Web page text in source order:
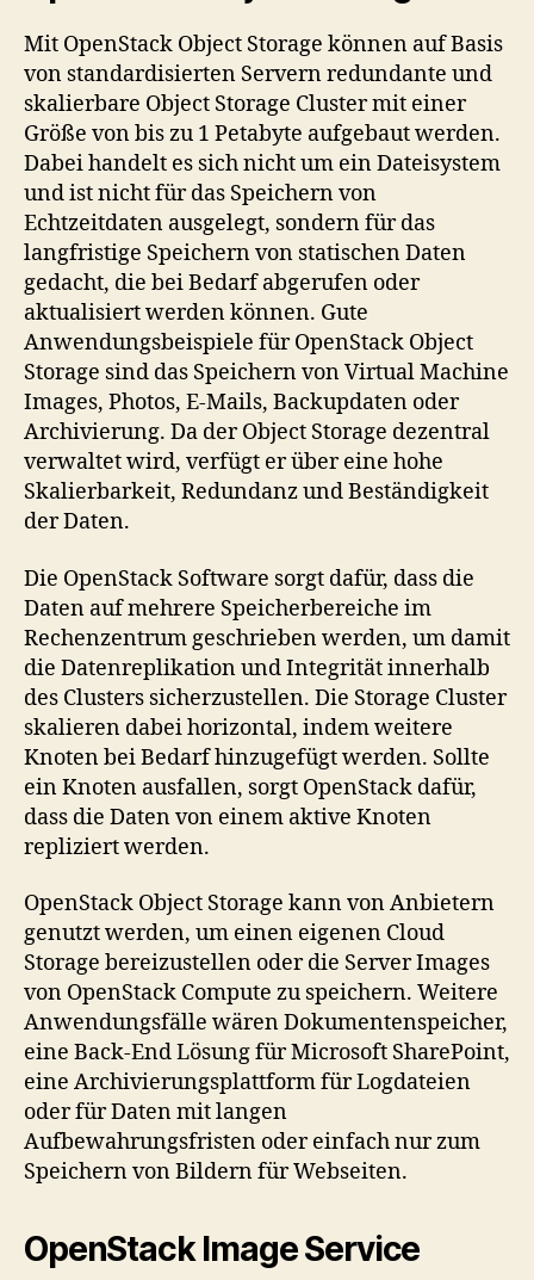
Mit OpenStack Object Storage können auf Basis
von standardisierten Servern redundante und
skalierbare Object Storage Cluster mit einer
Größe von bis zu 1 Petabyte aufgebaut werden.
Dabei handelt es sich nicht um ein Dateisystem
und ist nicht für das Speichern von
Echtzeitdaten ausgelegt, sondern für das
langfristige Speichern von statischen Daten
gedacht, die bei Bedarf abgerufen oder
aktualisiert werden können. Gute
Anwendungsbeispiele für OpenStack Object
Storage sind das Speichern von Virtual Machine
Images, Photos, E-Mails, Backupdaten oder
Archivierung. Da der Object Storage dezentral
verwaltet wird, verfügt er über eine hohe
Skalierbarkeit, Redundanz und Beständigkeit
der Daten.
Die OpenStack Software sorgt dafür, dass die
Daten auf mehrere Speicherbereiche im
Rechenzentrum geschrieben werden, um damit
die Datenreplikation und Integrität innerhalb
des Clusters sicherzustellen. Die Storage Cluster
skalieren dabei horizontal, indem weitere
Knoten bei Bedarf hinzugefügt werden. Sollte
ein Knoten ausfallen, sorgt OpenStack dafür,
dass die Daten von einem aktive Knoten
repliziert werden.
OpenStack Object Storage kann von Anbietern
genutzt werden, um einen eigenen Cloud
Storage bereizustellen oder die Server Images
von OpenStack Compute zu speichern. Weitere
Anwendungsfälle wären Dokumentenspeicher,
eine Back-End Lösung für Microsoft SharePoint,
eine Archivierungsplattform für Logdateien
oder für Daten mit langen
Aufbewahrungsfristen oder einfach nur zum
Speichern von Bildern für Webseiten.
OpenStack Image Service